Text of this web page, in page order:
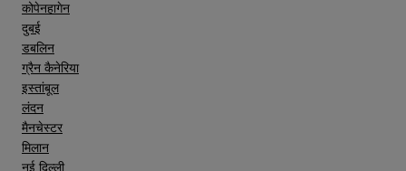
कोपेनहागेन
दुबई
डबलिन
ग्रैन कैनेरिया
इस्तांबूल
लंदन
मैनचेस्टर
मिलान